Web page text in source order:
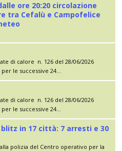
ore 20:20 circolazione
tra Cefalù e Campofelice
di calore n. 126 del 28/06/2026
le successive 24...
di calore n. 126 del 28/06/2026
le successive 24...
in 17 città: 7 arresti e 30
polizia del Centro operativo per la